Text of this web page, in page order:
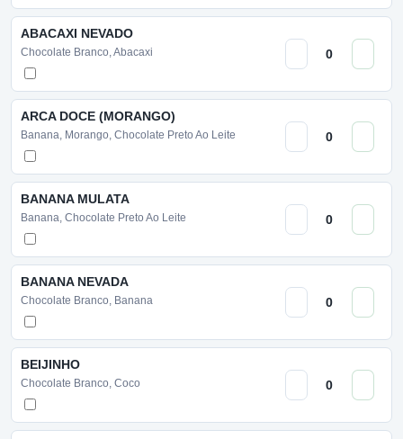
ABACAXI NEVADO
Chocolate Branco, Abacaxi
ARCA DOCE (MORANGO)
Banana, Morango, Chocolate Preto Ao Leite
BANANA MULATA
Banana, Chocolate Preto Ao Leite
BANANA NEVADA
Chocolate Branco, Banana
BEIJINHO
Chocolate Branco, Coco